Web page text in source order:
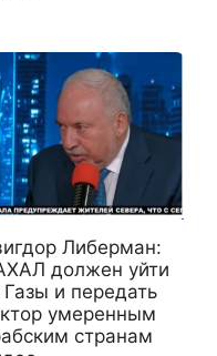
Либерман:
должен уйти
Газы и передать
умеренным
странам